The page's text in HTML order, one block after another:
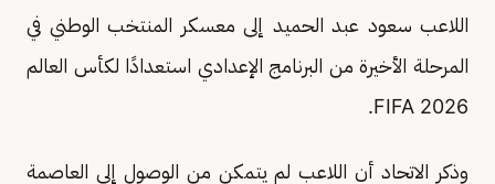
اللاعب سعود عبد الحميد إلى معسكر المنتخب الوطني في
المرحلة الأخيرة من البرنامج الإعدادي استعدادًا لكأس العالم
2026 FIFA.
وذكر الاتحاد أن اللاعب لم يتمكن من الوصول إلى العاصمة